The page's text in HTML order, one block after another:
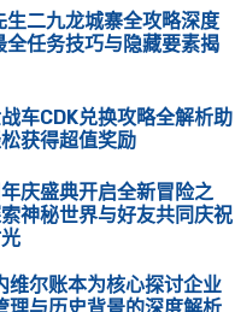
生二九龙城寨全攻略深度
全任务技巧与隐藏要素揭
车CDK兑换攻略全解析助
获得超值奖励
庆盛典开启全新冒险之
神秘世界与好友共同庆祝
维尔账本为核心探讨企业